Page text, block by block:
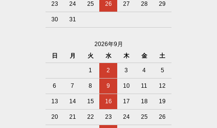
23 24 25 26 27 28 29
30 31
2026年9月
日
月 火 水 木 金 土
1 2 3 4 5
6 7 8 9 10 11 12
13 14 15 16 17 18 19
20 21 22 23 24 25 26